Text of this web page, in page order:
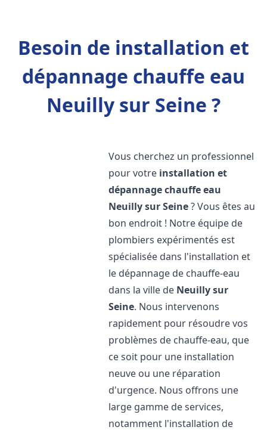
Besoin de installation et
dépannage chauffe eau
Neuilly sur Seine ?
Vous cherchez un professionnel
pour votre installation et
dépannage chauffe eau
Neuilly sur Seine? Vous êtes au
bon endroit ! Notre équipe de
plombiers expérimentés est
spécialisée dans l'installation et
le dépannage de chauffe-eau
dans la ville de Neuilly sur
Seine. Nous intervenons
rapidement pour résoudre vos
problèmes de chauffe-eau, que
ce soit pour une installation
neuve ou une réparation
d'urgence. Nous offrons une
large gamme de services,
notamment l'installation de